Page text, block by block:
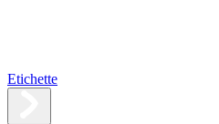
Etichette